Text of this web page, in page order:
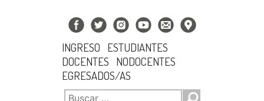
INGRESO
ESTUDIANTES
DOCENTES
NODOCENTES
EGRESADOS/AS